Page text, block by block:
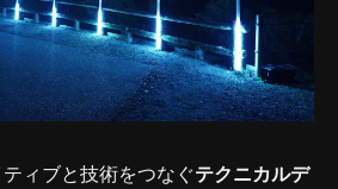
ティブと技術をつなぐテクニカルデ